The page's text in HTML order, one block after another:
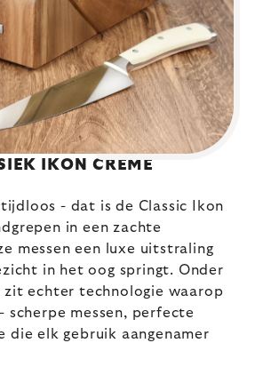
IKON CRÈME
- dat is de Classic Ikon
in een zachte
messen een luxe uitstraling
in het oog springt. Onder
echter technologie waarop
messen, perfecte
die elk gebruik aangenamer